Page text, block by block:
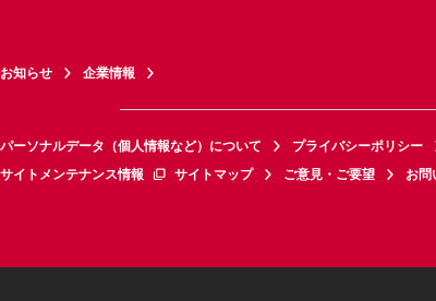
お知らせ 企業情報
パーソナルデータ（個人情報など）について プライバシーポリシー
サイトメンテナンス情報
サイトマップ ご意見・ご要望 お問